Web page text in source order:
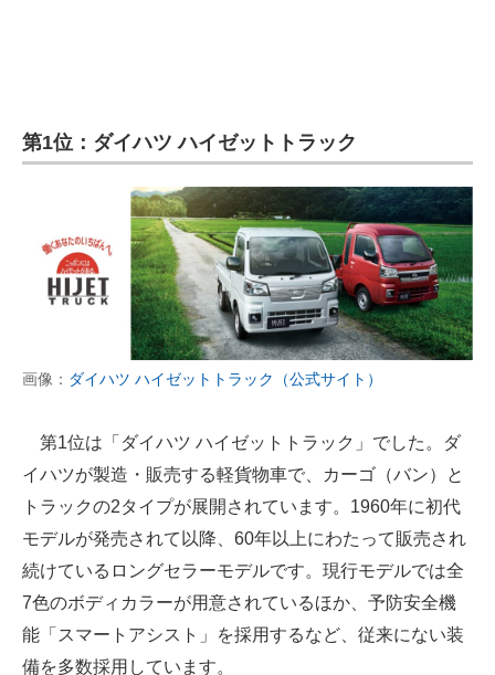
第1位：ダイハツ ハイゼットトラック
画像： ダイハツ ハイゼットトラック（公式サイト）
第1位は「ダイハツ ハイゼットトラック」でした。ダ
イハツが製造・販売する軽貨物車で、カーゴ（バン）と
トラックの2タイプが展開されています。1960年に初代
モデルが発売されて以降、60年以上にわたって販売され
続けているロングセラーモデルです。現行モデルでは全
7色のボディカラーが用意されているほか、予防安全機
能「スマートアシスト」を採用するなど、従来にない装
備を多数採用しています。